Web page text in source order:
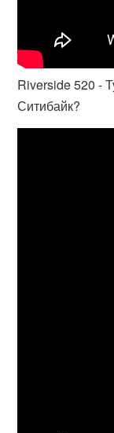
Riverside 520 -
Ситибайк?